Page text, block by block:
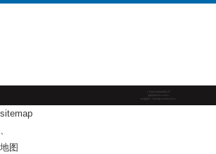
广东金年会股份有限公司
版权所有2019-2023
ICP备案号：粤ICP备10038642号-4
sitemap
、
地图